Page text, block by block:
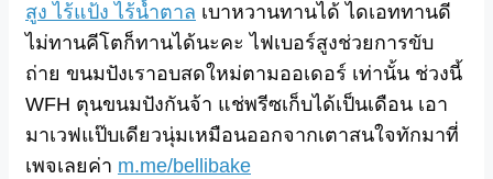
สูง ไร้แป้ง ไร้น้ำตาล เบาหวานทานได้ ไดเอททานดี
ไม่ทานคีโตก็ทานได้นะคะ ไฟเบอร์สูงช่วยการขับ
ถ่าย ขนมปังเราอบสดใหม่ตามออเดอร์ เท่านั้น ช่วงนี้
WFH ตุนขนมปังกันจ้า แช่พรีซเก็บได้เป็นเดือน เอา
มาเวฟแป๊บเดียวนุ่มเหมือนออกจากเตาสนใจทักมาที่
เพจเลยค่า m.me/bellibake